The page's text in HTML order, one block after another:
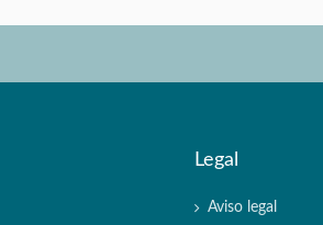
Legal
Aviso legal